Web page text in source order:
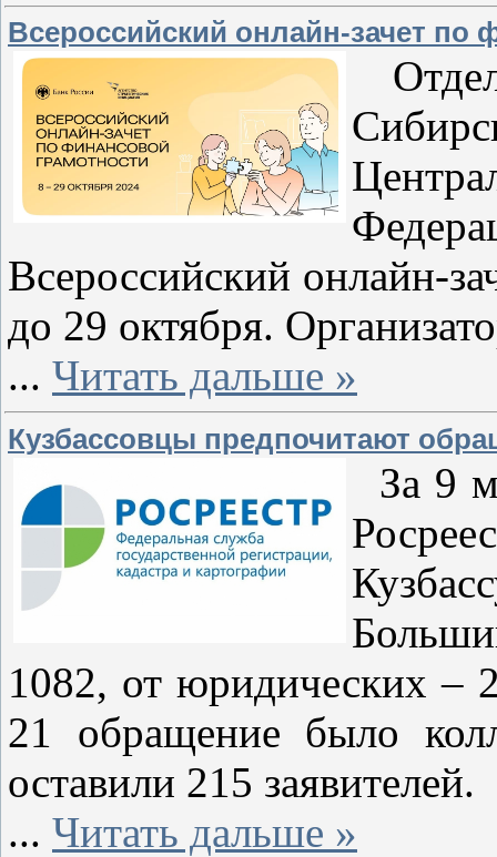
Всероссийский онлайн-зачет по
Всероссийский онлайн-
до 29 октября.
... Читать дальше »
Кузбассовцы предпочитают
За 9
1082, от юридических –
21 обращение было
оставили 215 заявителей.
... Читать дальше »